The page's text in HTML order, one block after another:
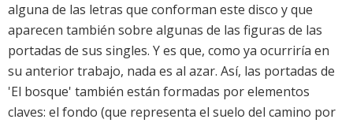
alguna de las letras que conforman este disco y que
aparecen también sobre algunas de las figuras de las
portadas de sus singles. Y es que, como ya ocurriría en
su anterior trabajo, nada es al azar. Así, las portadas de
'El bosque' también están formadas por elementos
claves: el fondo (que representa el suelo del camino por